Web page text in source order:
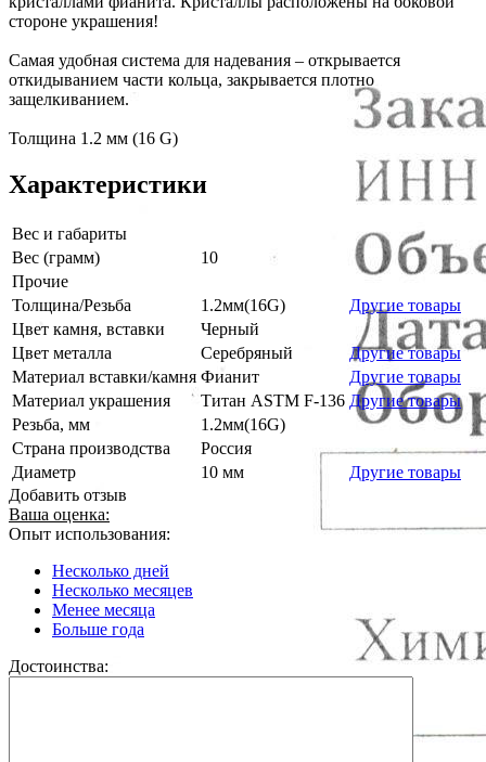
стороне украшения!
Самая удобная система для надевания – открывается
откидыванием части кольца, закрывается плотно
защелкиванием.
Толщина 1.2 мм (16 G)
Характеристики
Вес и габариты
Вес (грамм)
10
Прочие
Толщина/Резьба
1.2мм(16G)
Другие товары
Цвет камня, вставки
Черный
Цвет металла
Серебряный
Другие товары
Материал вставки/камня Фианит
Другие товары
Материал украшения
Титан ASTM F-136 Другие товары
Резьба, мм
1.2мм(16G)
Страна производства
Россия
Диаметр
10 мм
Другие товары
Добавить отзыв
Ваша оценка:
Опыт использования:
Несколько дней
Несколько месяцев
Менее месяца
Больше года
Достоинства: